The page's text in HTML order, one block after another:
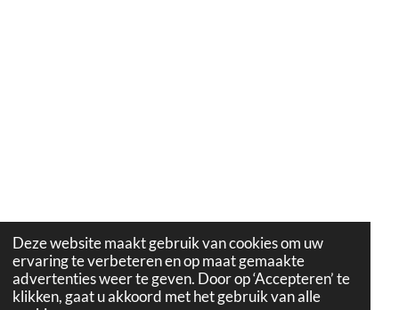
Deze website maakt gebruik van cookies om uw
ervaring te verbeteren en op maat gemaakte
advertenties weer te geven. Door op ‘Accepteren’ te
klikken, gaat u akkoord met het gebruik van alle